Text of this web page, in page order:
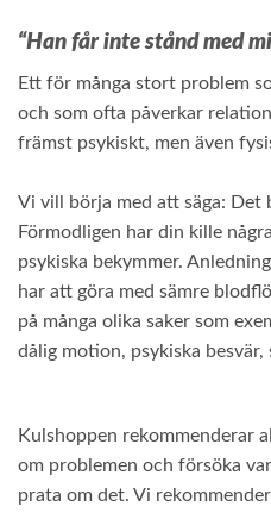
“Han får inte stånd med
Ett för många stort problem
och som ofta påverkar
främst psykiskt, men även
Vi vill börja med att säga: Det
Förmodligen har din kille
psykiska bekymmer.
har att göra med sämre
på många olika saker som
dålig motion, psykiska besvär,
Kulshoppen rekommenderar
om problemen och försöka
prata om det. Vi